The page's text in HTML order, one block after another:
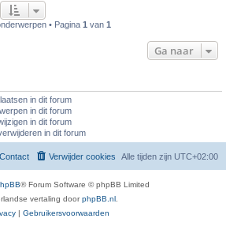
• Pagina 1 van 1
Ga naar
in dit forum
in dit forum
in dit forum
in dit forum
Alle tijden zijn UTC+02:00
Verwijder cookies
Contact
® Forum Software © phpBB Limited
vertaling doorphpBB.nl
| Gebruikersvoorwaarden